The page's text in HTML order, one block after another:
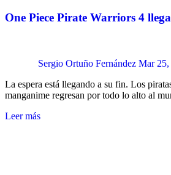
One Piece Pirate Warriors 4
Sergio Ortuño Fernández Mar 25,
La espera está llegando a su fin. Los
manganime regresan por todo lo alto al
Leer más